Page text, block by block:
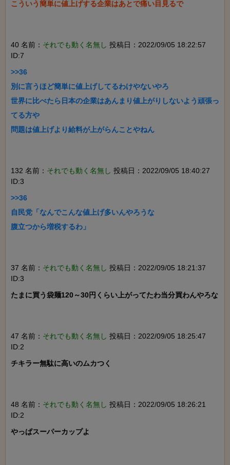
こういう簡単に値上げする企業はあとで痛い目見るで
40 名前： それでも動く名無し 投稿日：2022/09/05 18:22:57
ID:7
>>36
別に言うほど簡単に値上げしてるわけやないやろ
世界に比べたら日本の企業はあんまり値上がりしないよう頑張っ
てる方や
問題は値上げより給料が上がらんことやねん
132 名前： それでも動く名無し 投稿日：2022/09/05 18:40:27
ID:3
>>36
自民党「なんでこんな値上げ多いんやろうな
腹立つから増税するわ」
37 名前： それでも動く名無し 投稿日：2022/09/05 18:21:37
ID:3
たまに買う袋麺120～30円くらい上がってたわ当分買わんやろな
47 名前： それでも動く名無し 投稿日：2022/09/05 18:25:47
ID:2
チキラー無駄に高いのムカつく
48 名前： それでも動く名無し 投稿日：2022/09/05 18:26:21
ID:2
やっぱスーパーカップよ